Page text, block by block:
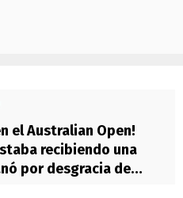
el Australian Open!
recibiendo una
por desgracia de